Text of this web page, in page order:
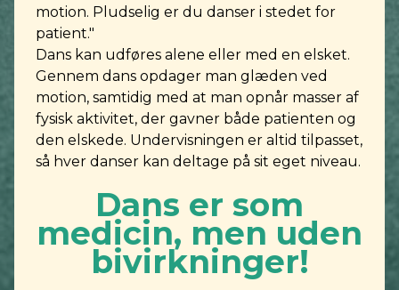
motion. Pludselig er du danser i stedet for
patient."
Dans kan udføres alene eller med en elsket.
Gennem dans opdager man glæden ved
motion, samtidig med at man opnår masser af
fysisk aktivitet, der gavner både patienten og
den elskede. Undervisningen er altid tilpasset,
så hver danser kan deltage på sit eget niveau.
Dans er som
medicin, men uden
bivirkninger!